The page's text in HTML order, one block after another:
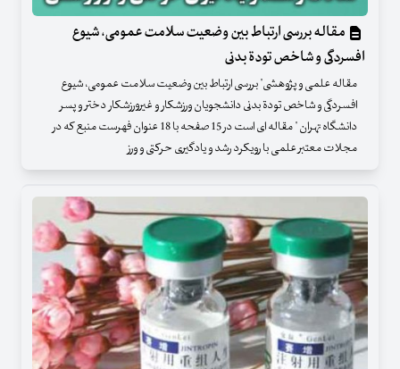
مقاله بررسی ارتباط بین وضعیت سلامت عمومی، شیوع
افسردگی و شاخص تودة بدنی
مقاله علمی و پژوهشی" بررسی ارتباط بین وضعیت سلامت عمومی، شیوع
افسردگی و شاخص تودة بدنی دانشجویان ورزشکار و غیرورزشکار دختر و پسر
دانشگاه تهران " مقاله ای است در 15 صفحه با 18 عنوان فهرست منبع که در
مجلات معتبر علمی با رویکرد رشد و یادگیری حرکتی و ورز